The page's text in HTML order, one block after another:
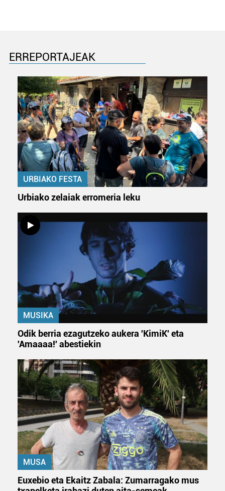
ERREPORTAJEAK
URBIAKO FESTA
Urbiako zelaiak erromeria leku
MUSIKA
Odik berria ezagutzeko aukera 'KimiK' eta
'Amaaaa!' abestiekin
MUSA
Euxebio eta Ekaitz Zabala: Zumarragako mus